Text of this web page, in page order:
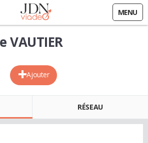
MENU
Ajouter
VAUTIER
RÉSEAU